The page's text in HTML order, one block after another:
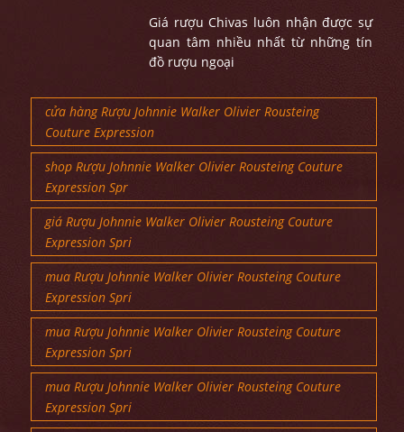
Giá rượu Chivas luôn nhận được sự
quan tâm nhiều nhất từ những tín
đồ rượu ngoại
cửa hàng Rượu Johnnie Walker Olivier Rousteing
Couture Expression
shop Rượu Johnnie Walker Olivier Rousteing Couture
Expression Spr
giá Rượu Johnnie Walker Olivier Rousteing Couture
Expression Spri
mua Rượu Johnnie Walker Olivier Rousteing Couture
Expression Spri
mua Rượu Johnnie Walker Olivier Rousteing Couture
Expression Spri
mua Rượu Johnnie Walker Olivier Rousteing Couture
Expression Spri